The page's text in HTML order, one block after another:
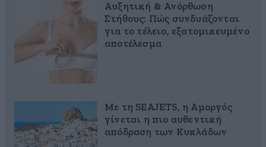
Αυξητική & Ανόρθωση
Στήθους: Πώς συνδυάζονται
για το τέλειο, εξατομικευμένο
αποτέλεσμα
Με τη SEAJETS, η Αμοργός
γίνεται η πιο αυθεντική
απόδραση των Κυκλάδων